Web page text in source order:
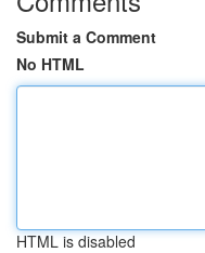
Submit a Comment
No HTML
HTML is disabled